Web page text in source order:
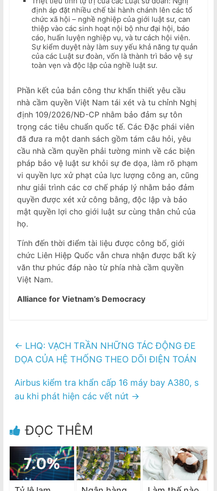
định áp đặt nhiều chế tài hành chánh lên các tổ
chức xã hội – nghề nghiệp của giới luật sư, can
thiệp vào các sinh hoạt nội bộ như đại hội, báo
cáo, huấn luyện nghiệp vụ, và tư cách hội viên.
Sự kiểm duyệt này làm suy yếu khả năng tự quản
của các Luật sư đoàn, vốn là thành trì bảo vệ sự
toàn vẹn và độc lập của nghề luật sư.
Phần kết của bản công thư khẩn thiết yêu cầu
nhà cầm quyền Việt Nam tái xét và tu chỉnh Nghị
định 109/2026/NĐ-CP nhằm bảo đảm sự tôn
trọng các tiêu chuẩn quốc tế. Các Đặc phái viên
đã đưa ra một danh sách gồm tám câu hỏi, yêu
cầu nhà cầm quyền phải tường minh về các biện
pháp bảo vệ luật sư khỏi sự đe dọa, làm rõ phạm
vi quyền lực xử phạt của lực lượng công an, cũng
như giải trình các cơ chế pháp lý nhằm bảo đảm
quyền được xét xử công bằng, độc lập và bảo
mật quyền lợi cho giới luật sư cùng thân chủ của
họ.
Tính đến thời điểm tài liệu được công bố, giới
chức Liên Hiệp Quốc vẫn chưa nhận được bất kỳ
văn thư phúc đáp nào từ phía nhà cầm quyền
Việt Nam.
Alliance for Vietnam’s Democracy
← LHQ: VẠCH TRẦN NHỮNG TÁC ĐỘNG ĐE
DỌA CỦA HỆ THỐNG THEO DÕI ĐIỆN TOÁN
Airbus kiểm tra khẩn cấp 16 máy bay A380, s
au khi phát hiện các vết nứt →
ĐỌC THÊM